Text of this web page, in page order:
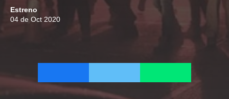
Estreno
04 de Oct 2020